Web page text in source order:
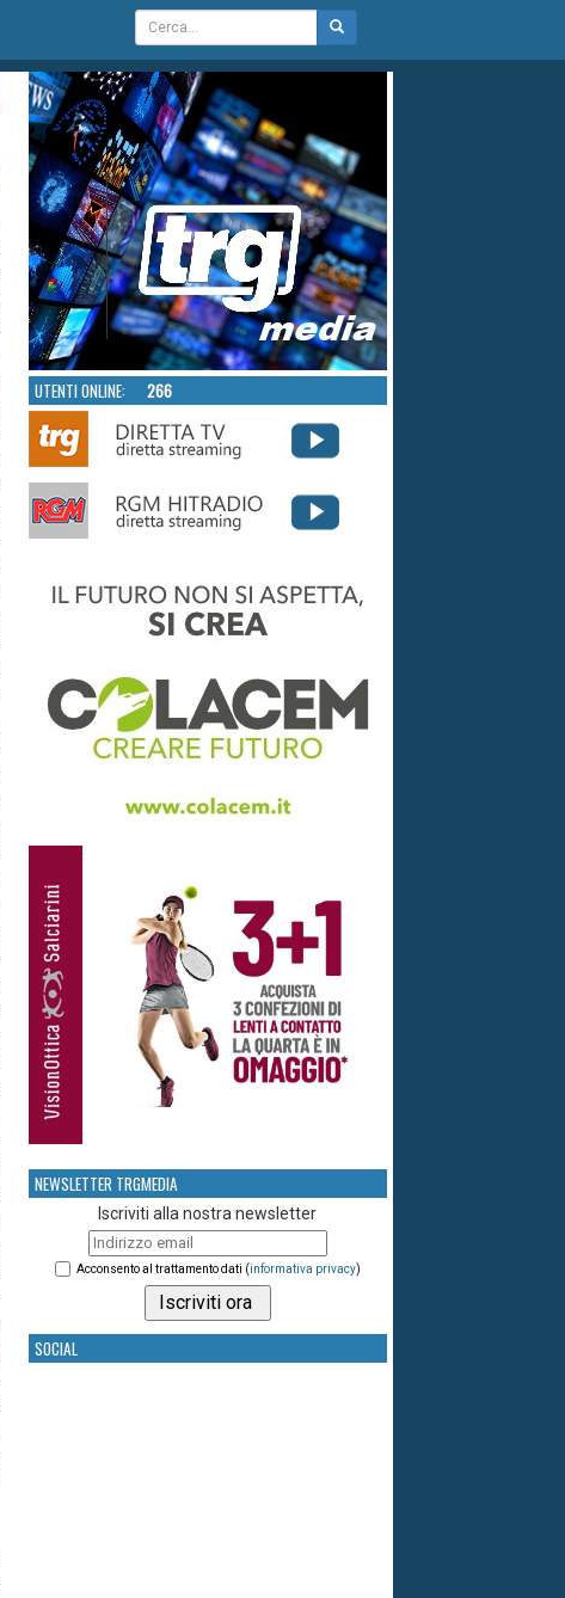
UTENTI ONLINE: 266
NEWSLETTER TRGMEDIA
Iscriviti alla nostra newsletter
Acconsento al trattamento dati (informativa privacy)
SOCIAL